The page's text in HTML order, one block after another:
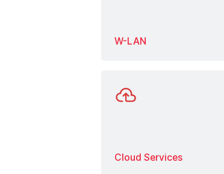
W-LAN
Mehr erfahren
Cloud Services
Mehr erfahren